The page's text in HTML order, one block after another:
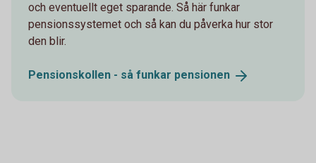
och eventuellt eget sparande. Så här funkar
pensionssystemet och så kan du påverka hur stor
den blir.
Pensionskollen - så funkar pensionen